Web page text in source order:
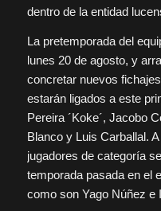
dentro de la entidad
La pretemporada del
lunes 20 de agosto, y
concretar nuevos
estarán ligados a este
Pereira ´Koke´, Jacobo
Blanco y Luis Carballal.
jugadores de categoría
temporada pasada en el
como son Yago Núñez e